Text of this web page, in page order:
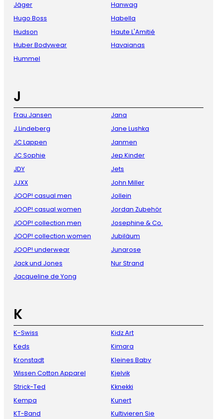
Jäger
Hugo Boss
Hudson
Huber Bodywear
Hummel
Hanwag
Habella
Haute L'Amitié
Havaianas
J
Frau Jansen
J.Lindeberg
JC Lappen
JC Sophie
JDY
JJXX
JOOP! casual men
JOOP! casual women
JOOP! collection men
JOOP! collection women
JOOP! underwear
Jack und Jones
Jacqueline de Yong
Jana
Jane Lushka
Janmen
Jep Kinder
Jets
John Miller
Jollein
Jordan Zubehör
Josephine & Co.
Jubiläum
Junarose
Nur Strand
K
K-Swiss
Keds
Kronstadt
Wissen Cotton Apparel
Strick-Ted
Kempa
KT-Band
Kidz Art
Kimara
Kleines Baby
Kjelvik
Kknekki
Kunert
Kultivieren Sie